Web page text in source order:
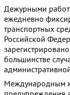
Дежурными
ежедневно
транспортных
Российской
большинстве
Международным